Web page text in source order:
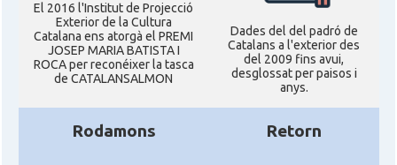
El 2016 l'Institut de Projecció
Exterior de la Cultura
Catalana ens atorgà el PREMI
JOSEP MARIA BATISTA I
ROCA per reconéixer la tasca
de CATALANSALMON
Dades del del padró de
Catalans a l'exterior des
del 2009 fins avui,
desglossat per paisos i
anys.
Rodamons Retorn